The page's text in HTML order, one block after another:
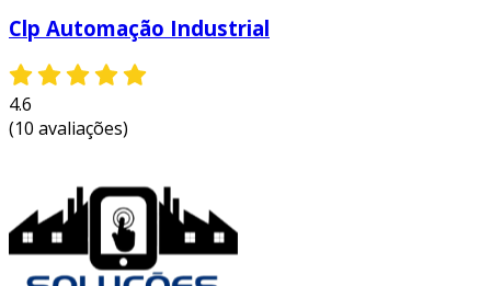
Clp Automação Industrial
4.6
(10 avaliações)